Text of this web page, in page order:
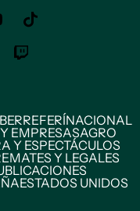
REFERÍNACIONAL
EMPRESASAGRO
Y ESPECTÁCULOS
Y LEGALES
ESTADOS UNIDOS